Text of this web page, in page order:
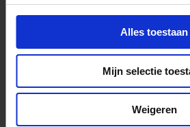
Alles toestaan
Mijn selectie
Weigeren
Lancering van
hét nieuwe
duurzame carrières
Noord-Nederland